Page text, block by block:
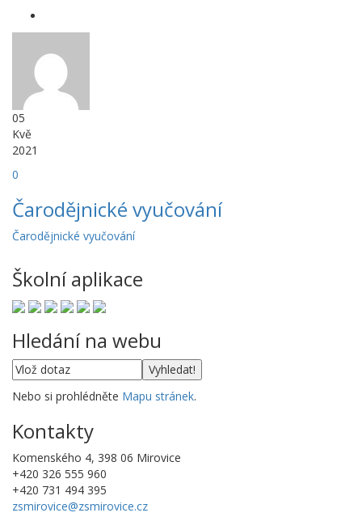
05
Kvě
2021
0
Čarodějnické vyučování
Čarodějnické vyučování
Školní aplikace
Hledání na webu
Nebo si prohlédněte Mapu stránek.
Kontakty
Komenského 4, 398 06 Mirovice
+420 326 555 960
+420 731 494 395
zsmirovice@zsmirovice.cz